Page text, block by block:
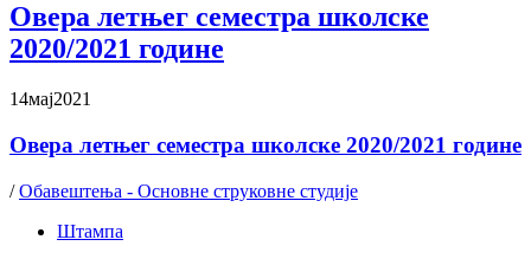
Овера летњег семестра школске
2020/2021 године
14мај2021
Овера летњег семестра школске 2020/2021 године
/Обавештења - Основне струковне студије
Штампа